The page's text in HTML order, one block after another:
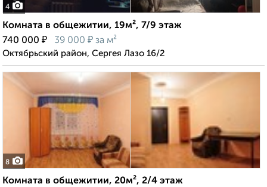
4
Комната в общежитии, 19м², 7/9 этаж
740 000 ₽ 39 000 ₽ за м²
Октябрьский район, Сергея Лазо 16/2
8
Комната в общежитии, 20м², 2/4 этаж